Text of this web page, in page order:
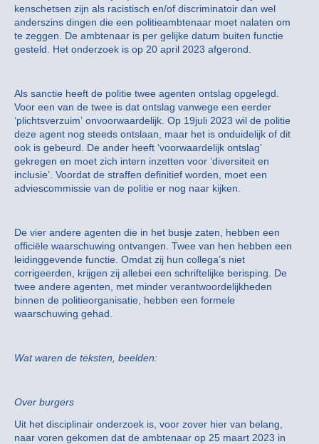
kenschetsen zijn als racistisch en/of discriminatoir dan wel
anderszins dingen die een politieambtenaar moet nalaten om
te zeggen. De ambtenaar is per gelijke datum buiten functie
gesteld. Het onderzoek is op 20 april 2023 afgerond.
Als sanctie heeft de politie twee agenten ontslag opgelegd.
Voor een van de twee is dat ontslag vanwege een eerder
‘plichtsverzuim’ onvoorwaardelijk. Op 19juli 2023 wil de politie
deze agent nog steeds ontslaan, maar het is onduidelijk of dit
ook is gebeurd. De ander heeft ‘voorwaardelijk ontslag’
gekregen en moet zich intern inzetten voor ‘diversiteit en
inclusie’. Voordat de straffen definitief worden, moet een
adviescommissie van de politie er nog naar kijken.
De vier andere agenten die in het busje zaten, hebben een
officiële waarschuwing ontvangen. Twee van hen hebben een
leidinggevende functie. Omdat zij hun collega’s niet
corrigeerden, krijgen zij allebei een schriftelijke berisping. De
twee andere agenten, met minder verantwoordelijkheden
binnen de politieorganisatie, hebben een formele
waarschuwing gehad.
Wat waren de teksten, beelden:
Over burgers
Uit het disciplinair onderzoek is, voor zover hier van belang,
naar voren gekomen dat de ambtenaar op 25 maart 2023 in